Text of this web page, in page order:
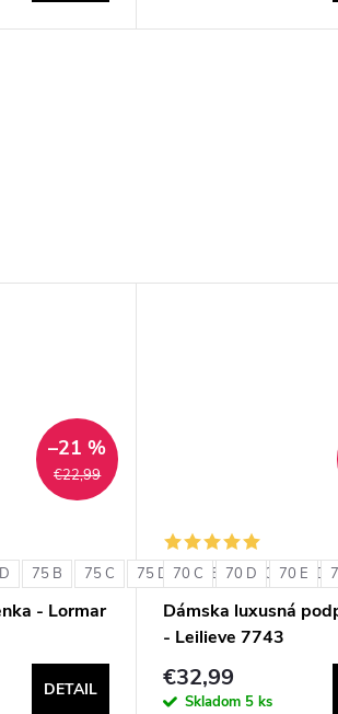
€22,99
–21 %
75 B 75 C 75 D 80 B 80 C 80 D
- Lormar
DETAIL
70 C 70 D 70 E
Dámska luxusná
- Leilieve 7743
€32,99
Skladom 5 ks